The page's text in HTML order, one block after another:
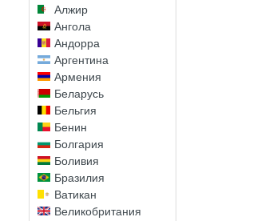
Алжир
Ангола
Андорра
Аргентина
Армения
Беларусь
Бельгия
Бенин
Болгария
Боливия
Бразилия
Ватикан
Великобритания